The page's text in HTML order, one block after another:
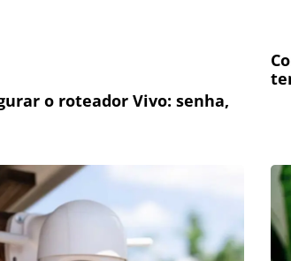
o roteador Vivo: senha,